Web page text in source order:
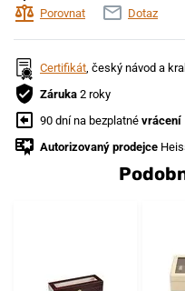
Porovnat
Dotaz
Certifikát, český návod a
Záruka 2 roky
90 dní na bezplatné vrácení
Autorizovaný prodejce